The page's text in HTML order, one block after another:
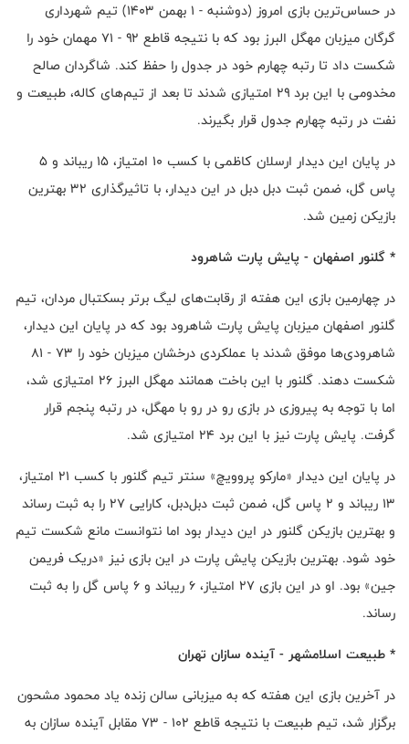
در حساس‌ترین بازی امروز (دوشنبه - ۱ بهمن ۱۴۰۳) تیم شهرداری
گرگان میزبان مهگل البرز بود که با نتیجه قاطع ۹۲ - ۷۱ مهمان خود را
شکست داد تا رتبه چهارم خود در جدول را حفظ کند. شاگردان صالح
مخدومی با این برد ۲۹ امتیازی شدند تا بعد از تیم‌های کاله، طبیعت و
نفت در رتبه چهارم جدول قرار بگیرند.
در پایان این دیدار ارسلان کاظمی با کسب ۱۰ امتیاز، ۱۵ ریباند و ۵
پاس گل، ضمن ثبت دبل ‌دبل در این دیدار، با تاثیرگذاری ۳۲ بهترین
بازیکن زمین شد.
* گلنور اصفهان - پایش پارت شاهرود
در چهارمین بازی این هفته از رقابت‌های لیگ برتر بسکتبال مردان، تیم
گلنور اصفهان میزبان پایش پارت شاهرود بود که در پایان این دیدار،
شاهرودی‌ها موفق شدند با عملکردی درخشان میزبان خود را ۷۳ - ۸۱
شکست دهند. گلنور با این باخت همانند مهگل البرز ۲۶ امتیازی شد،
اما با توجه به پیروزی در بازی رو در رو با مهگل، در رتبه پنجم قرار
گرفت. پایش پارت نیز با این برد ۲۴ امتیازی شد.
در پایان این دیدار «مارکو پروویچ» سنتر تیم گلنور با کسب ۲۱ امتیاز،
۱۳ ریباند و ۲ پاس گل، ضمن ثبت دبل‌دبل، کارایی ۲۷ را به ثبت رساند
و بهترین بازیکن گلنور در این دیدار بود اما نتوانست مانع شکست تیم
خود شود. بهترین بازیکن پایش پارت در این بازی نیز «دریک فریمن
جین» بود. او در این بازی ۲۷ امتیاز، ۶ ریباند و ۶ پاس گل را به ثبت
رساند.
* طبیعت اسلامشهر - آینده سازان تهران
در آخرین بازی این هفته که به میزبانی سالن زنده یاد محمود مشحون
برگزار شد، تیم طبیعت با نتیجه قاطع ۱۰۲ - ۷۳ مقابل آینده سازان به